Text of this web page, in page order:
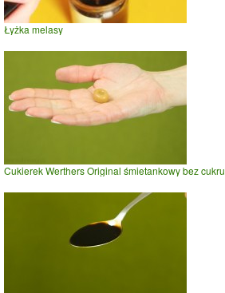
Łyżka melasy
Cukierek Werthers Original śmietankowy bez cukru